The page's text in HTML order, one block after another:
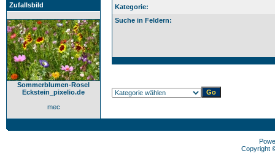
Zufallsbild
Sommerblumen-Rosel
Eckstein_pixelio.de
mec
Kategorie:
Suche in Feldern:
Copyright